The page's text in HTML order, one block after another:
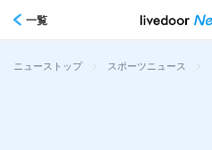
一覧
ニューストップ > スポーツニュース >